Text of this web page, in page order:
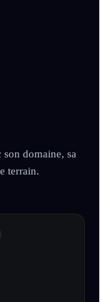
son domaine, sa
terrain.